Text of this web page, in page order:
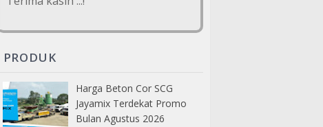
PRODUK
Harga Beton Cor SCG
Jayamix Terdekat Promo
Bulan Agustus 2026